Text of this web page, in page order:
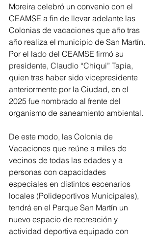
Moreira celebró un convenio con el
CEAMSE a fin de llevar adelante las
Colonias de vacaciones que año tras
año realiza el municipio de San Martín.
Por el lado del CEAMSE firmó su
presidente, Claudio “Chiqui” Tapia,
quien tras haber sido vicepresidente
anteriormente por la Ciudad, en el
2025 fue nombrado al frente del
organismo de saneamiento ambiental.
De este modo, las Colonia de
Vacaciones que reúne a miles de
vecinos de todas las edades y a
personas con capacidades
especiales en distintos escenarios
locales (Polideportivos Municipales),
tendrá en el Parque San Martín un
nuevo espacio de recreación y
actividad deportiva equipado con